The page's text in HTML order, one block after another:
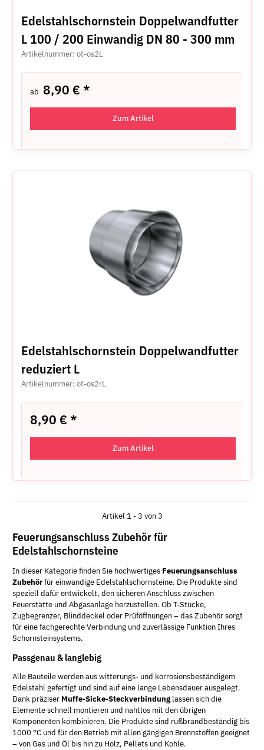
Edelstahlschornstein Doppelwandfutter
L 100 / 200 Einwandig DN 80 - 300 mm
Artikelnummer: ot-os2L
ab 8,90 €*
Zum Artikel
Edelstahlschornstein Doppelwandfutter
reduziert L
Artikelnummer: ot-os2rL
8,90 €*
Zum Artikel
Artikel 1 - 3 von 3
Feuerungsanschluss Zubehör für
Edelstahlschornsteine
In dieser Kategorie finden Sie hochwertiges Feuerungsanschluss
Zubehörfür einwandige Edelstahlschornsteine. Die Produkte sind
speziell dafür entwickelt, den sicheren Anschluss zwischen
Feuerstätte und Abgasanlage herzustellen. Ob T-Stücke,
Zugbegrenzer, Blinddeckel oder Prüföffnungen – das Zubehör sorgt
für eine fachgerechte Verbindung und zuverlässige Funktion Ihres
Schornsteinsystems.
Passgenau & langlebig
Alle Bauteile werden aus witterungs- und korrosionsbeständigem
Edelstahl gefertigt und sind auf eine lange Lebensdauer ausgelegt.
Dank präziser Muffe-Sicke-Steckverbindung lassen sich die
Elemente schnell montieren und nahtlos mit den übrigen
Komponenten kombinieren. Die Produkte sind rußbrandbeständig bis
1000 °C und für den Betrieb mit allen gängigen Brennstoffen geeignet
– von Gas und Öl bis hin zu Holz, Pellets und Kohle.